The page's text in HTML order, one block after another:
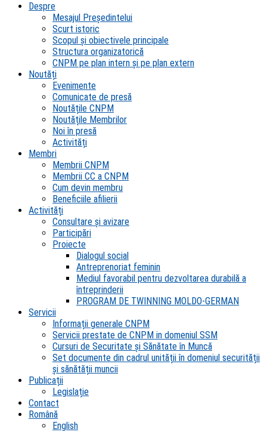
Despre
Mesajul Președintelui
Scurt istoric
Scopul şi obiectivele principale
Structura organizatorică
CNPM pe plan intern şi pe plan extern
Noutăți
Evenimente
Comunicate de presă
Noutățile CNPM
Noutățile Membrilor
Noi în presă
Activități
Membri
Membrii CNPM
Membrii CC a CNPM
Cum devin membru
Beneficiile afilierii
Activități
Consultare și avizare
Participări
Proiecte
Dialogul social
Antreprenoriat feminin
Mediul favorabil pentru dezvoltarea durabilă a
întreprinderii
PROGRAM DE TWINNING MOLDO-GERMAN
Servicii
Informații generale CNPM
Servicii prestate de CNPM in domeniul SSM
Cursuri de Securitate și Sănătate în Muncă
Set documente din cadrul unității în domeniul securității
și sănătății muncii
Publicații
Legislație
Contact
Română
English